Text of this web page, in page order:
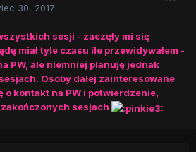
30, 2017
sesji - zaczęły mi się
miał tyle czasu ile przewidywałem -
PW, ale niemniej planuję jednak
Osoby dalej zainteresowane
o kontakt na PW i potwierdzenie,
zakończonych sesjach